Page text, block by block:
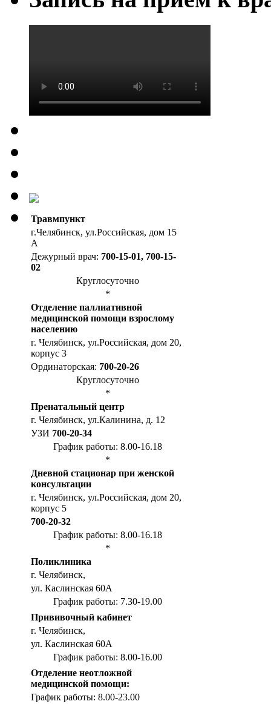
Травмпункт
г.Челябинск, ул.Российская, дом 15
А
Дежурный врач: 700-15-01, 700-15-
02
Круглосуточно
*
Отделение паллиативной
медицинской помощи взрослому
населению
г. Челябинск, ул.Российская, дом 20,
корпус 3
Ординаторская: 700-20-26
Круглосуточно
*
Пренатальный центр
г. Челябинск, ул.Калинина, д. 12
УЗИ 700-20-34
График работы: 8.00-16.18
*
Дневной стационар при женской
консультации
г. Челябинск, ул.Российская, дом 20,
корпус 5
700-20-32
График работы: 8.00-16.18
*
Поликлиника
г. Челябинск,
ул. Каслинская 60А
График работы: 7.30-19.00
Прививочный кабинет
г. Челябинск,
ул. Каслинская 60А
График работы: 8.00-16.00
Отделение неотложной
медицинской помощи:
График работы: 8.00-23.00